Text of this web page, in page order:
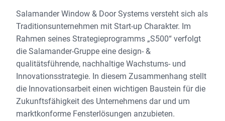
Salamander Window & Door Systems versteht sich als
Traditionsunternehmen mit Start-up Charakter. Im
Rahmen seines Strategieprogramms „S500“ verfolgt
die Salamander-Gruppe eine design- &
qualitätsführende, nachhaltige Wachstums- und
Innovationsstrategie. In diesem Zusammenhang stellt
die Innovationsarbeit einen wichtigen Baustein für die
Zukunftsfähigkeit des Unternehmens dar und um
marktkonforme Fensterlösungen anzubieten.